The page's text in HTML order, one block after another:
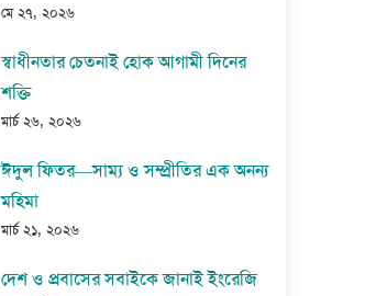
মে ২৭, ২০২৬
স্বাধীনতার চেতনাই হোক আগামী দিনের
শক্তি
মার্চ ২৬, ২০২৬
ঈদুল ফিতর—সাম্য ও সম্প্রীতির এক অনন্য
মহিমা
মার্চ ২১, ২০২৬
দেশ ও প্রবাসের সবাইকে জানাই ইংরেজি